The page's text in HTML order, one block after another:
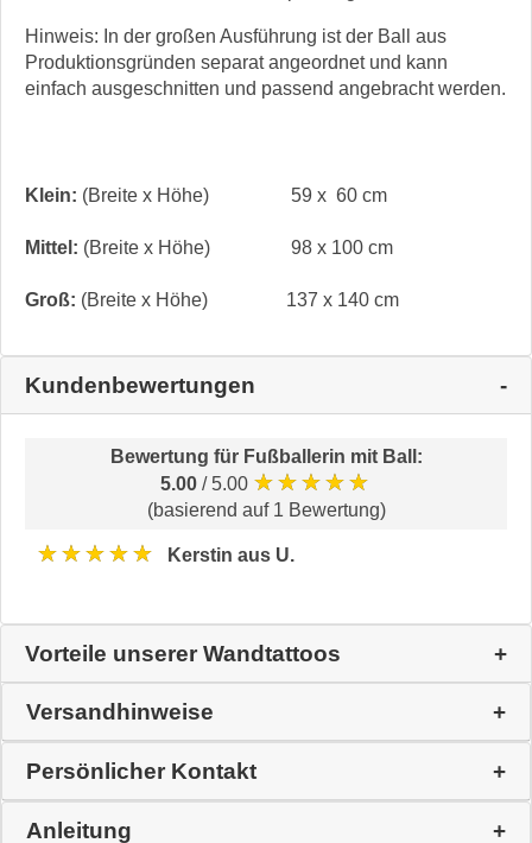
Hinweis: In der großen Ausführung ist der Ball aus
Produktionsgründen separat angeordnet und kann
einfach ausgeschnitten und passend angebracht werden.
Klein: (Breite x Höhe) 59 x 60 cm
Mittel: (Breite x Höhe) 98 x 100 cm
Groß: (Breite x Höhe) 137 x 140 cm
Kundenbewertungen
Bewertung für Fußballerin mit Ball :
5.00 / 5.00 ★★★★★
(basierend auf 1 Bewertung)
★★★★★ Kerstin aus U.
Vorteile unserer Wandtattoos
Versandhinweise
Persönlicher Kontakt
Anleitung